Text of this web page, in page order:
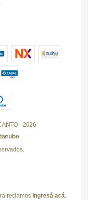
- 2026
reclamos ingresá acá.